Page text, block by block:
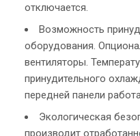
отключается.
Возможность
оборудования.
вентиляторы.
принудительного
передней панели
Экологическая
производит